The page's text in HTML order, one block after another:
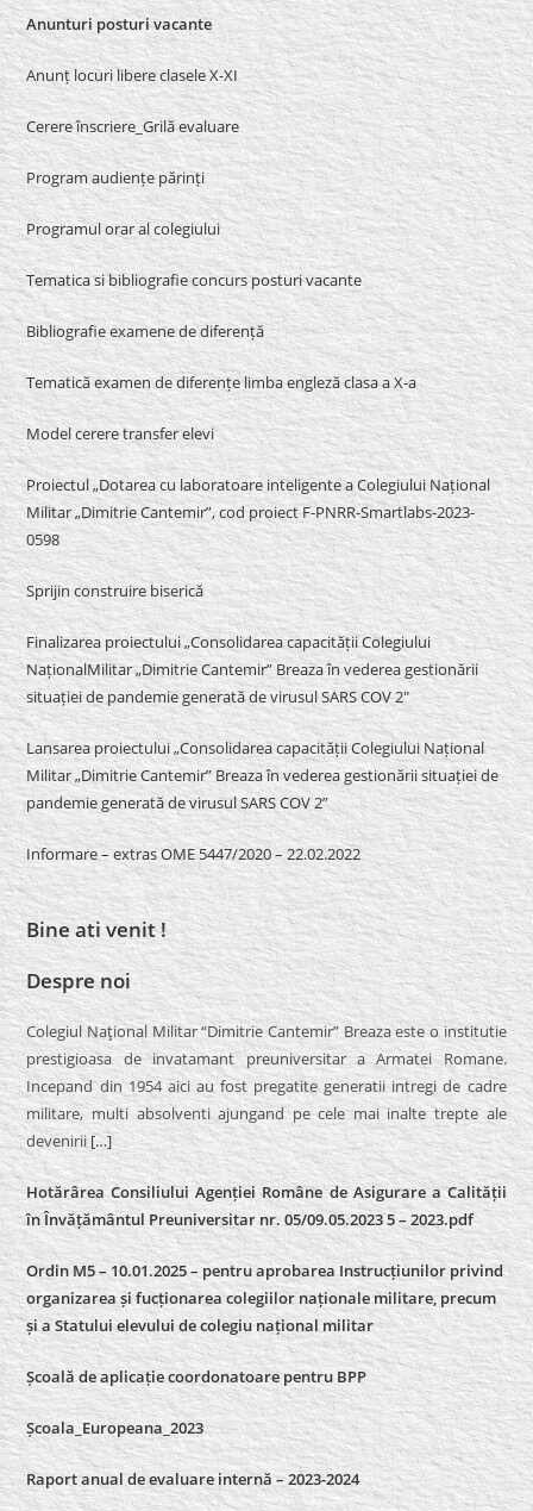
Anunturi posturi vacante
Anunț locuri libere clasele X-XI
Cerere înscriere_Grilă evaluare
Program audiențe părinți
Programul orar al colegiului
Tematica si bibliografie concurs posturi vacante
Bibliografie examene de diferență
Tematică examen de diferențe limba engleză clasa a X-a
Model cerere transfer elevi
Proiectul „Dotarea cu laboratoare inteligente a Colegiului Național
Militar „Dimitrie Cantemir”, cod proiect F-PNRR-Smartlabs-2023-
0598
Sprijin construire biserică
Finalizarea proiectului „Consolidarea capacității Colegiului
NaționalMilitar „Dimitrie Cantemir” Breaza în vederea gestionării
situației de pandemie generată de virusul SARS COV 2″
Lansarea proiectului „Consolidarea capacității Colegiului Național
Militar „Dimitrie Cantemir” Breaza în vederea gestionării situației de
pandemie generată de virusul SARS COV 2”
Informare – extras OME 5447/2020 – 22.02.2022
Bine ati venit !
Despre noi
Colegiul Naţional Militar “Dimitrie Cantemir” Breaza este o institutie
prestigioasa de invatamant preuniversitar a Armatei Romane.
Incepand din 1954 aici au fost pregatite generatii intregi de cadre
militare, multi absolventi ajungand pe cele mai inalte trepte ale
devenirii […]
Hotărârea Consiliului Agenției Române de Asigurare a Calității
în Învățământul Preuniversitar nr. 05/09.05.2023 5 – 2023.pdf
Ordin M5 – 10.01.2025 – pentru aprobarea Instrucțiunilor privind
organizarea și fucționarea colegiilor naționale militare, precum
și a Statului elevului de colegiu național militar
Școală de aplicație coordonatoare pentru BPP
Școala_Europeana_2023
Raport anual de evaluare internă – 2023-2024